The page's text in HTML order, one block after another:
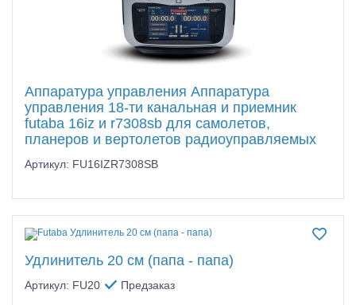
Аппаратура управления Аппаратура
управления 18-ти канальная и приемник
futaba 16iz и r7308sb для самолетов,
планеров и вертолетов радиоуправляемых
Артикул: FU16IZR7308SB
Удлинитель 20 см (папа - папа)
Артикул: FU20 Предзаказ